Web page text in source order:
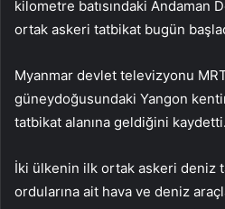
kilometre batısındaki Andaman
ortak askeri tatbikat bugün
Myanmar devlet televizyonu
güneydoğusundaki Yangon
tatbikat alanına geldiğini kaydetti.
İki ülkenin ilk ortak askeri deniz
ordularına ait hava ve deniz